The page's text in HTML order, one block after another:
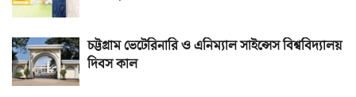
চট্টগ্রাম ভেটেরিনারি ও এনিম্যাল সাইন্সেস বিশ্ববিদ্যালয়
দিবস কাল